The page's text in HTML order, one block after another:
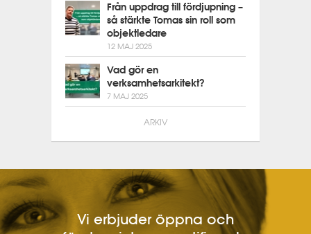
Från uppdrag till fördjupning –
så stärkte Tomas sin roll som
objektledare
12 MAJ 2025
Vad gör en
verksamhetsarkitekt?
7 MAJ 2025
ARKIV
Vi erbjuder öppna och